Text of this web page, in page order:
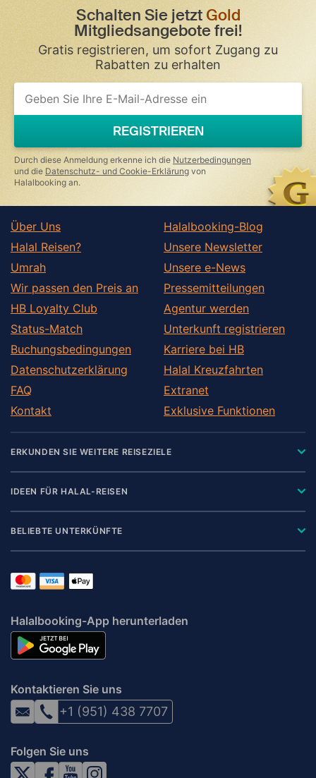
Schalten Sie jetztGold
Mitgliedsangebote frei!
Gratis registrieren, um sofort Zugang zu
Rabatten zu erhalten
REGISTRIEREN
Durch diese Anmeldung erkenne ich die Nutzerbedingungen
und die Datenschutz- und Cookie-Erklärung von
Halalbooking an.
Über Uns
Halal Reisen?
Umrah
Wir passen den Preis an
HB Loyalty Club
Status-Match
Buchungsbedingungen
Datenschutzerklärung
FAQ
Kontakt
Halalbooking-Blog
Unsere Newsletter
Unsere e-News
Pressemitteilungen
Agentur werden
Unterkunft registrieren
Karriere bei HB
Halal Kreuzfahrten
Extranet
Exklusive Funktionen
ERKUNDEN SIE WEITERE REISEZIELE
IDEEN FÜR HALAL-REISEN
BELIEBTE UNTERKÜNFTE
Halalbooking-App herunterladen
Kontaktieren Sie uns
+1 (951) 438 7707
Folgen Sie uns